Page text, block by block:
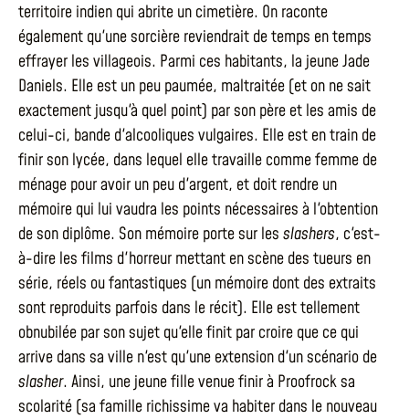
territoire indien qui abrite un cimetière. On raconte
également qu'une sorcière reviendrait de temps en temps
effrayer les villageois. Parmi ces habitants, la jeune Jade
Daniels. Elle est un peu paumée, maltraitée (et on ne sait
exactement jusqu'à quel point) par son père et les amis de
celui-ci, bande d'alcooliques vulgaires. Elle est en train de
finir son lycée, dans lequel elle travaille comme femme de
ménage pour avoir un peu d'argent, et doit rendre un
mémoire qui lui vaudra les points nécessaires à l'obtention
de son diplôme. Son mémoire porte sur les slashers, c'est-
à-dire les films d'horreur mettant en scène des tueurs en
série, réels ou fantastiques (un mémoire dont des extraits
sont reproduits parfois dans le récit). Elle est tellement
obnubilée par son sujet qu'elle finit par croire que ce qui
arrive dans sa ville n'est qu'une extension d'un scénario de
slasher. Ainsi, une jeune fille venue finir à Proofrock sa
scolarité (sa famille richissime va habiter dans le nouveau